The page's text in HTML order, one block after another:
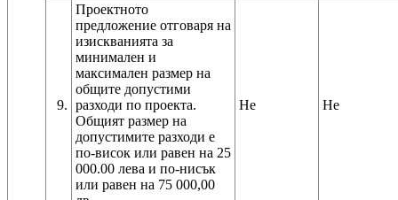
9.
Проектното
предложение отговаря на
изискванията за
минимален и
максимален размер на
общите допустими
разходи по проекта.
Общият размер на
допустимите разходи е
по-висок или равен на 25
000.00 лева и по-нисък
или равен на 75 000,00
Не Не